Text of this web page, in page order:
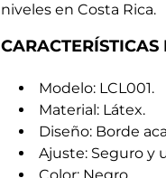
niveles en Costa Rica.
Modelo: LCL001.
Material: Látex.
Diseño: Borde
Ajuste: Seguro y